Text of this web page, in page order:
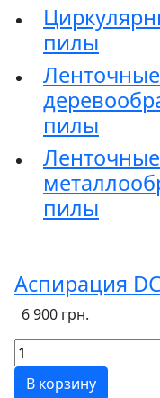
пилы
Ленточные
пилы
Ленточные
пилы
Аспирация
6 900 грн.
В корзину